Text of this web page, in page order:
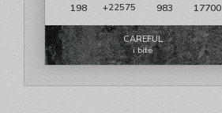
198 +22575 983 17700
CAREFUL
i bite